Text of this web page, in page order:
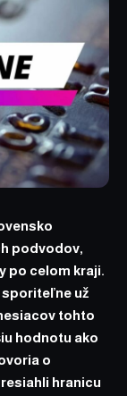
podvodov,
po celom kraji.
už
tohto
hodnotu ako
o
hranicu